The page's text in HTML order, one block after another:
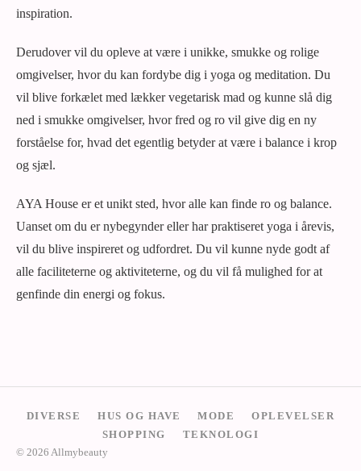
inspiration.
Derudover vil du opleve at være i unikke, smukke og rolige
omgivelser, hvor du kan fordybe dig i yoga og meditation. Du
vil blive forkælet med lækker vegetarisk mad og kunne slå dig
ned i smukke omgivelser, hvor fred og ro vil give dig en ny
forståelse for, hvad det egentlig betyder at være i balance i krop
og sjæl.
AYA House er et unikt sted, hvor alle kan finde ro og balance.
Uanset om du er nybegynder eller har praktiseret yoga i årevis,
vil du blive inspireret og udfordret. Du vil kunne nyde godt af
alle faciliteterne og aktiviteterne, og du vil få mulighed for at
genfinde din energi og fokus.
DIVERSE HUS OG HAVE MODE
OPLEVELSER
SHOPPING
TEKNOLOGI
© 2026 Allmybeauty